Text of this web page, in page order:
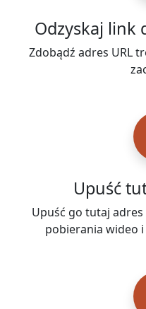
Odzyskaj link
Zdobądź adres URL
Upuść
Upuść go tutaj
pobierania wideo